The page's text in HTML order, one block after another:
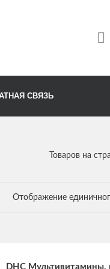
СВЯЗЬ
Товаров на
Отображение
DHC